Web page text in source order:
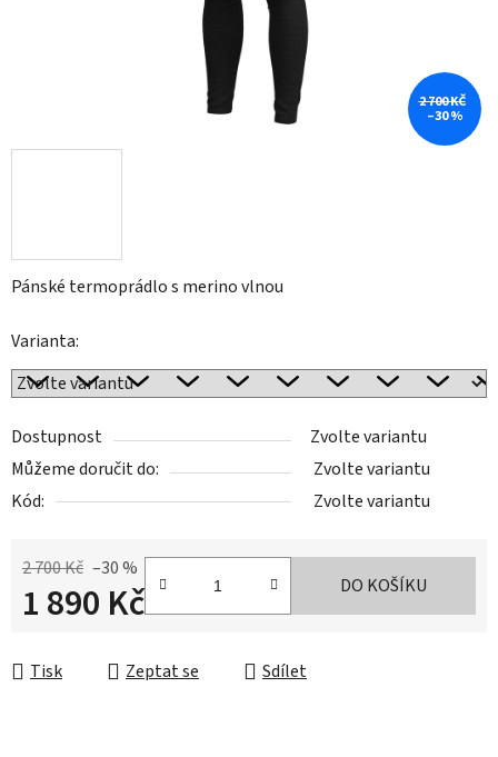
Pánské termoprádlo s merino vlnou
Varianta:
Dostupnost
Zvolte variantu
Můžeme doručit do:
Zvolte variantu
Kód:
Zvolte variantu
2 700 Kč –30 %
1 890 Kč DO KOŠÍKU
Tisk Zeptat se Sdílet
2 700 KČ
–30 %